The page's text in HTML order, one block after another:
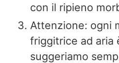
con il ripieno
Attenzione: ogni
friggitrice ad aria
suggeriamo